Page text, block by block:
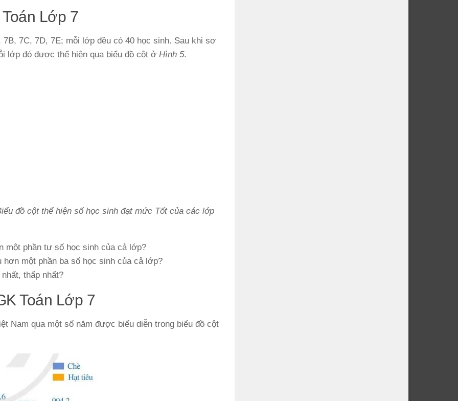
Lớp 7
7C, 7D, 7E; mỗi lớp đều có 40 học sinh. Sau khi sơ
lớp đó được thể hiện qua biểu đồ cột ở Hình 5.
đồ cột thể hiện số học sinh đạt mức Tốt của các lớp
một phần tư số học sinh của cả lớp?
một phần ba số học sinh của cả lớp?
thấp nhất?
Toán Lớp 7
Nam qua một số năm được biểu diễn trong biểu đồ cột